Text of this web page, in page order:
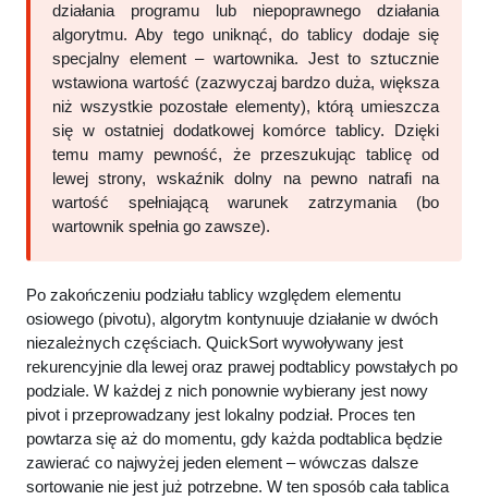
działania programu lub niepoprawnego działania
algorytmu. Aby tego uniknąć, do tablicy dodaje się
specjalny element – wartownika. Jest to sztucznie
wstawiona wartość (zazwyczaj bardzo duża, większa
niż wszystkie pozostałe elementy), którą umieszcza
się w ostatniej dodatkowej komórce tablicy. Dzięki
temu mamy pewność, że przeszukując tablicę od
lewej strony, wskaźnik dolny na pewno natrafi na
wartość spełniającą warunek zatrzymania (bo
wartownik spełnia go zawsze).
Po zakończeniu podziału tablicy względem elementu
osiowego (pivotu), algorytm kontynuuje działanie w dwóch
niezależnych częściach. QuickSort wywoływany jest
rekurencyjnie dla lewej oraz prawej podtablicy powstałych po
podziale. W każdej z nich ponownie wybierany jest nowy
pivot i przeprowadzany jest lokalny podział. Proces ten
powtarza się aż do momentu, gdy każda podtablica będzie
zawierać co najwyżej jeden element – wówczas dalsze
sortowanie nie jest już potrzebne. W ten sposób cała tablica